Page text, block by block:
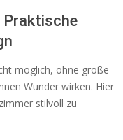
Praktische
möglich, ohne große
Wunder wirken. Hier
stilvoll zu